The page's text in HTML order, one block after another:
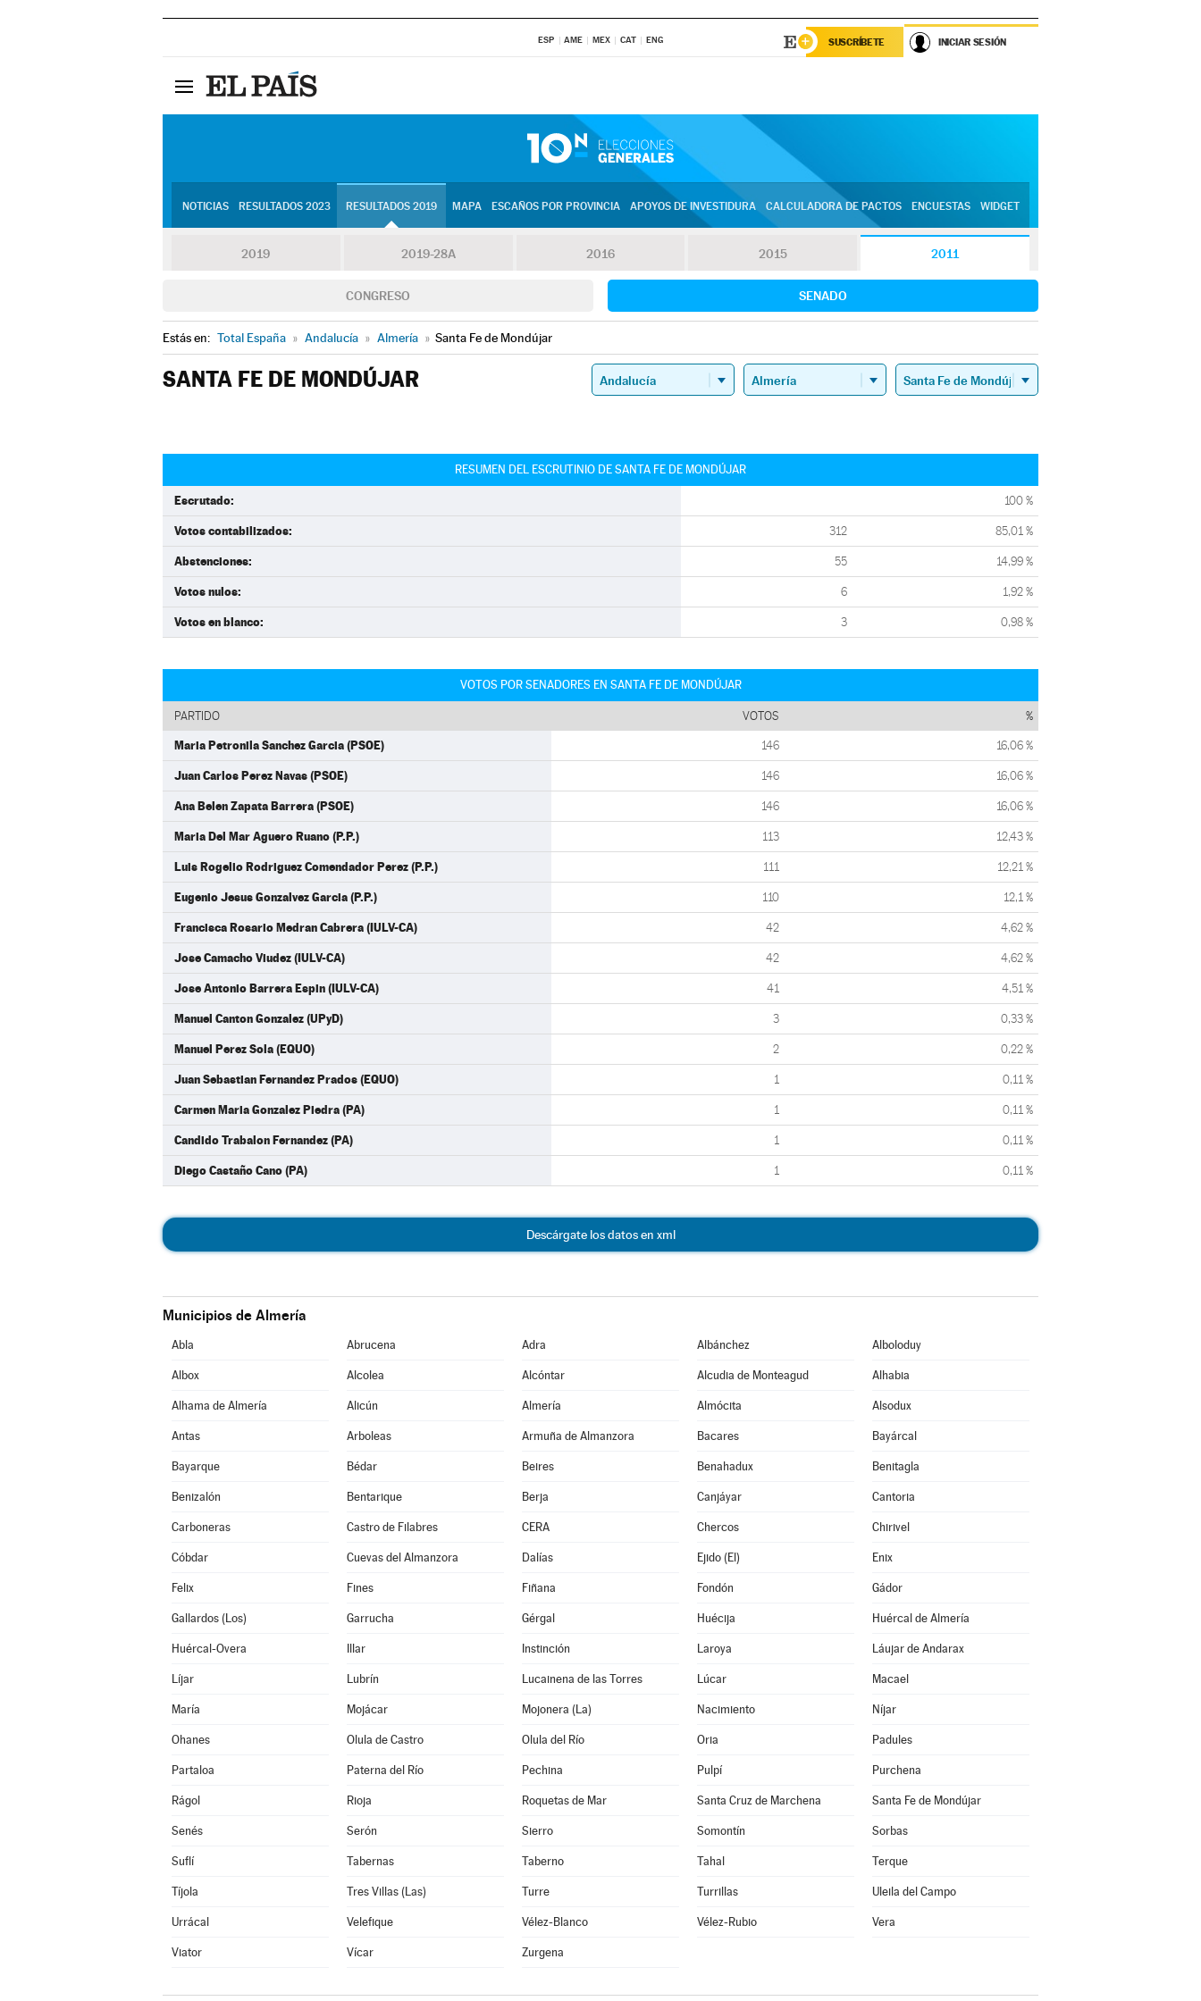
ESP AME MEX CAT ENG SUSCRÍBETE INICIAR SESIÓN
NOTICIAS RESULTADOS 2023 RESULTADOS 2019 MAPA ESCAÑOS POR PROVINCIA APOYOS DE INVESTIDURA CALCULADORA DE PACTOS ENCUESTAS WIDGET
2019 2019-28A 2016 2015 2011
CONGRESO SENADO
Estás en: Total España » Andalucía » Almería » Santa Fe de Mondújar
SANTA FE DE MONDÚJAR
RESUMEN DEL ESCRUTINIO DE SANTA FE DE MONDÚJAR
Escrutado: 100 %
Votos contabilizados: 312 85,01 %
Abstenciones: 55 14,99 %
Votos nulos: 6 1,92 %
Votos en blanco: 3 0,98 %
VOTOS POR SENADORES EN SANTA FE DE MONDÚJAR
PARTIDO VOTOS %
Maria Petronila Sanchez Garcia (PSOE) 146 16,06 %
Juan Carlos Perez Navas (PSOE) 146 16,06 %
Ana Belen Zapata Barrera (PSOE) 146 16,06 %
Maria Del Mar Aguero Ruano (P.P.) 113 12,43 %
Luis Rogelio Rodriguez Comendador Perez (P.P.) 111 12,21 %
Eugenio Jesus Gonzalvez Garcia (P.P.) 110 12,1 %
Francisca Rosario Medran Cabrera (IULV-CA) 42 4,62 %
Jose Camacho Viudez (IULV-CA) 42 4,62 %
Jose Antonio Barrera Espin (IULV-CA) 41 4,51 %
Manuel Canton Gonzalez (UPyD) 3 0,33 %
Manuel Perez Sola (EQUO) 2 0,22 %
Juan Sebastian Fernandez Prados (EQUO) 1 0,11 %
Carmen Maria Gonzalez Piedra (PA) 1 0,11 %
Candido Trabalon Fernandez (PA) 1 0,11 %
Diego Castaño Cano (PA) 1 0,11 %
Descárgate los datos en xml
Municipios de Almería
Abla Abrucena Adra Albánchez Alboloduy
Albox Alcolea Alcóntar Alcudia de Monteagud Alhabia
Alhama de Almería Alicún Almería Almócita Alsodux
Antas Arboleas Armuña de Almanzora Bacares Bayárcal
Bayarque Bédar Beires Benahadux Benitagla
Benizalón Bentarique Berja Canjáyar Cantoria
Carboneras Castro de Filabres CERA Chercos Chirivel
Cóbdar Cuevas del Almanzora Dalías Ejido (El) Enix
Felix Fines Fiñana Fondón Gádor
Gallardos (Los) Garrucha Gérgal Huécija Huércal de Almería
Huércal-Overa Illar Instinción Laroya Láujar de Andarax
Líjar Lubrín Lucainena de las Torres Lúcar Macael
María Mojácar Mojonera (La) Nacimiento Níjar
Ohanes Olula de Castro Olula del Río Oria Padules
Partaloa Paterna del Río Pechina Pulpí Purchena
Rágol Rioja Roquetas de Mar Santa Cruz de Marchena Santa Fe de Mondújar
Senés Serón Sierro Somontín Sorbas
Suflí Tabernas Taberno Tahal Terque
Tíjola Tres Villas (Las) Turre Turrillas Uleila del Campo
Urrácal Velefique Vélez-Blanco Vélez-Rubio Vera
Viator Vícar Zurgena